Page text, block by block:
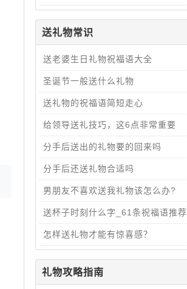
送礼物常识
送老婆生日礼物祝福语大全
圣诞节一般送什么礼物
送礼物的祝福语简短走心
给领导送礼技巧，这6点非常重要
分手后送出的礼物要的回来吗
分手后还送礼物合适吗
男朋友不喜欢送我礼物该怎么办?
送杯子时刻什么字_61条祝福语推荐
怎样送礼物才能有惊喜感？
礼物攻略指南